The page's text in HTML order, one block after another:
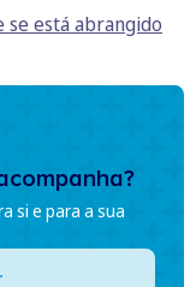
se está abrangido
si e para a sua